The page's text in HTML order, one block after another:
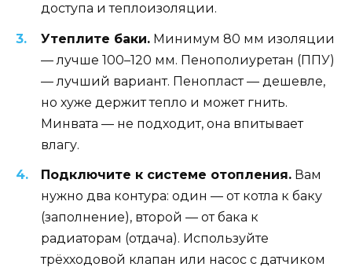
доступа и теплоизоляции.
Утеплите баки. Минимум 80 мм изоляции
— лучше 100–120 мм. Пенополиуретан (ППУ)
— лучший вариант. Пенопласт — дешевле,
но хуже держит тепло и может гнить.
Минвата — не подходит, она впитывает
влагу.
Подключите к системе отопления. Вам
нужно два контура: один — от котла к баку
(заполнение), второй — от бака к
радиаторам (отдача). Используйте
трёхходовой клапан или насос с датчиком